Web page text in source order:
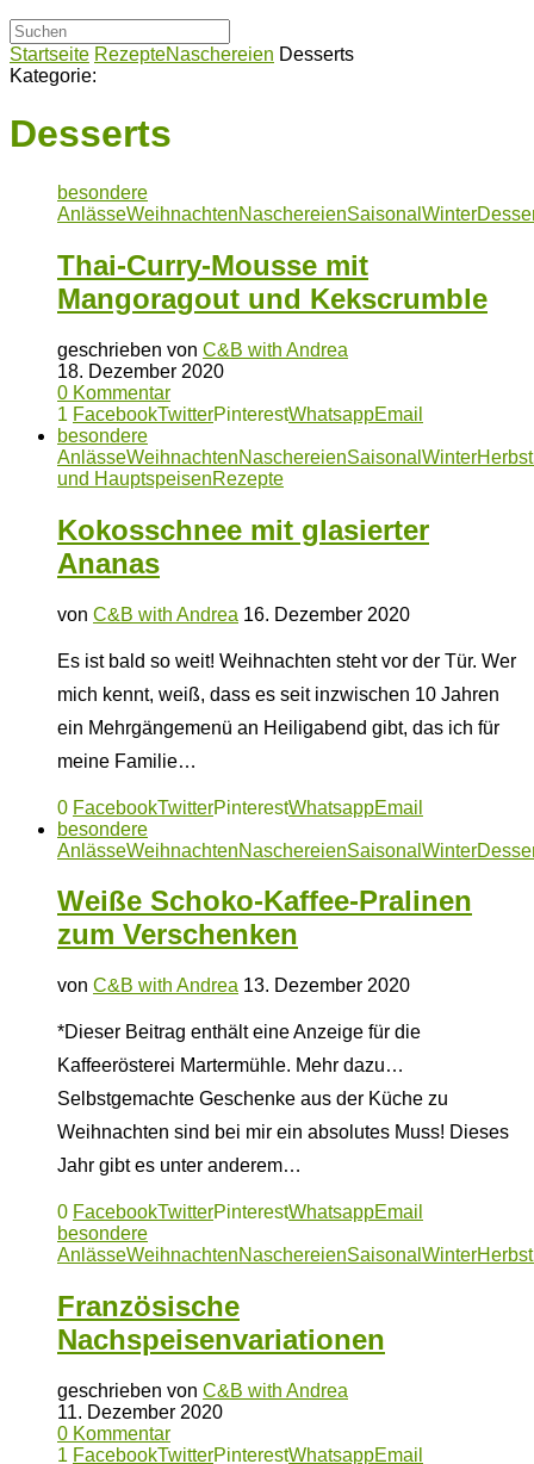
Startseite RezepteNaschereien Desserts
Kategorie:
Desserts
besondere
AnlässeWeihnachtenNaschereienSaisonal Winter
Thai-Curry-Mousse mit
Mangoragout und Kekscrumble
geschrieben von C&B with Andrea
18. Dezember 2020
0 Kommentar
1 FacebookTwitterPinterestWhatsappEmail
besondere
AnlässeWeihnachtenNaschereienSaisonal WinterHerbst
und HauptspeisenRezepte
Kokosschnee mit glasierter
Ananas
von C&B with Andrea 16. Dezember 2020
Es ist bald so weit! Weihnachten steht vor der Tür. Wer
mich kennt, weiß, dass es seit inzwischen 10 Jahren
ein Mehrgängemenü an Heiligabend gibt, das ich für
meine Familie…
0 FacebookTwitterPinterestWhatsappEmail
besondere
AnlässeWeihnachtenNaschereienSaisonal Winter
Weiße Schoko-Kaffee-Pralinen
zum Verschenken
von C&B with Andrea 13. Dezember 2020
*Dieser Beitrag enthält eine Anzeige für die
Kaffeerösterei Martermühle. Mehr dazu…
Selbstgemachte Geschenke aus der Küche zu
Weihnachten sind bei mir ein absolutes Muss! Dieses
Jahr gibt es unter anderem…
0 FacebookTwitterPinterestWhatsappEmail
besondere
AnlässeWeihnachtenNaschereienSaisonal WinterHerbst
Französische
Nachspeisenvariationen
geschrieben von C&B with Andrea
11. Dezember 2020
0 Kommentar
1 FacebookTwitterPinterestWhatsappEmail